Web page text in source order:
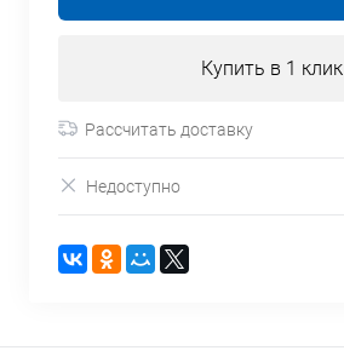
Купить в 1 клик
Рассчитать доставку
Недоступно